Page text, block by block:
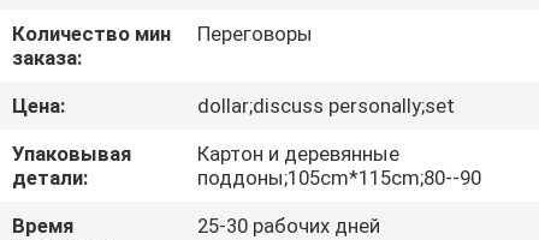
ПРОВЕРКА
КАЧЕСТВА
СВЯЖИТЕСЬ
МЫ
Количество мин
заказа:
Переговоры
Цена:
dollar;discuss personally;set
Упаковывая
детали:
Картон и деревянные
поддоны;105cm*115cm;80--90
Время
25-30 рабочих дней